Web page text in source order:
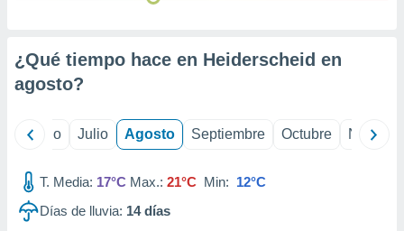
¿Qué tiempo hace en Heiderscheid en
agosto?
Junio Julio Agosto Septiembre Octubre
T. Media: 17°C Max.: 21°C Min: 12°C
Días de lluvia: 14días